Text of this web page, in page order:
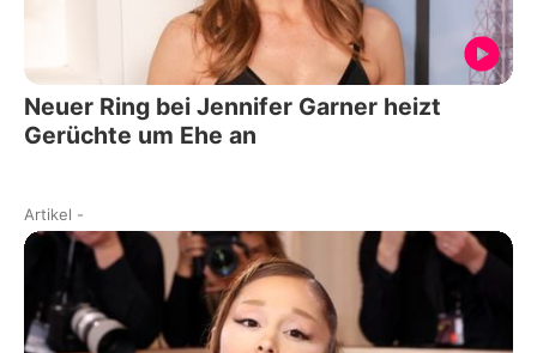
Neuer Ring bei Jennifer Garner heizt
Gerüchte um Ehe an
Artikel -